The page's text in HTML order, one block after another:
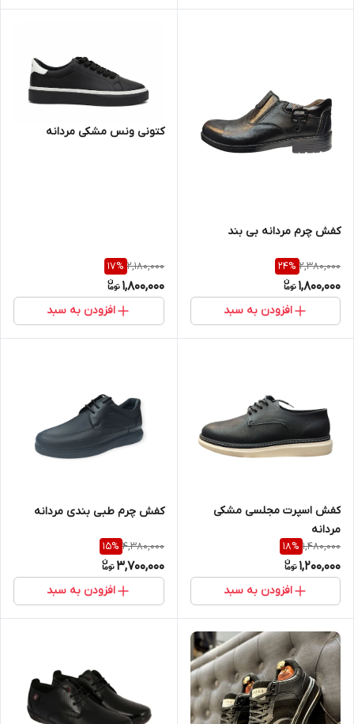
کفش چرم مردانه بی بند
2,380,000
24%
1,800,000
افزودن به سبد
کتونی ونس مشکی مردانه
2,180,000
17%
1,800,000
افزودن به سبد
کفش اسپرت مجلسی مشکی
مردانه
1,480,000
18%
1,200,000
افزودن به سبد
کفش چرم طبی بندی مردانه
4,380,000
15%
3,700,000
افزودن به سبد